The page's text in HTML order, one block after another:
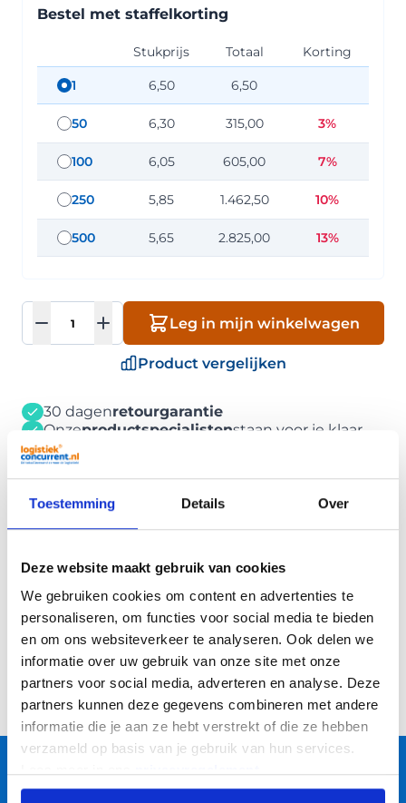
Toestemming Details Over
Deze website maakt gebruik van cookies
We gebruiken cookies om content en advertenties te
personaliseren, om functies voor social media te bieden
en om ons websiteverkeer te analyseren. Ook delen we
informatie over uw gebruik van onze site met onze
partners voor social media, adverteren en analyse. Deze
partners kunnen deze gegevens combineren met andere
informatie die je aan ze hebt verstrekt of die ze hebben
verzameld op basis van je gebruik van hun services.
Bestel met staffelkorting
Stukprijs Totaal Korting
staffel hoeveelheid: 1
1 6,50 6,50
staffel hoeveelheid: 50
50 6,30 315,00 3%
staffel hoeveelheid: 100
100 6,05 605,00 7%
staffel hoeveelheid: 250
250 5,85 1.462,50 10%
staffel hoeveelheid: 500
500 5,65 2.825,00 13%
Aantal
Leg in mijn winkelwagen
Product vergelijken
30 dagenretourgarantie
Onzeproductspecialistenstaan voor je klaar
Omschrijving
Eigenschappen
Trusted Shops Reviews
Dé totaalleverancier
voor de logistiek!